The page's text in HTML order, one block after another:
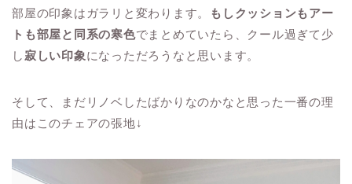
部屋の印象はガラリと変わります。
もしクッションもアー
トも部屋と同系の寒色でまとめていたら、クール過ぎて少
し 寂しい印象になっただろうなと思います。
そして、まだリノベしたばかりなのかなと思った一番の理
由はこのチェアの張地↓